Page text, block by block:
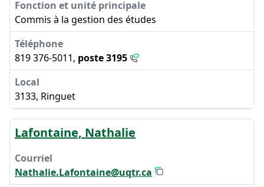
Commis à la gestion des études
819 376-5011, poste 3195
3133, Ringuet
Lafontaine, Nathalie
Nathalie.Lafontaine@uqtr.ca